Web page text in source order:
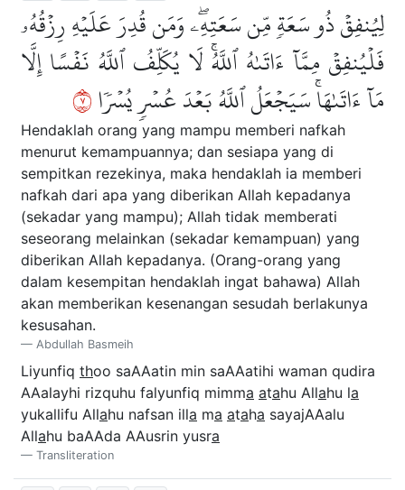
لِيُنفِقۡ ذُو سَعَةٖ مِّن سَعَتِهِۦۖ وَمَن قُدِرَ عَلَيۡهِ رِزۡقُهُۥ
فَلۡيُنفِقۡ مِمَّآ ءَاتَىٰهُ ٱللَّهُۚ لَا يُكَلِّفُ ٱللَّهُ نَفۡسًا إِلَّا
مَآ ءَاتَىٰهَاۚ سَيَجۡعَلُ ٱللَّهُ بَعۡدَ عُسۡرٖ يُسۡرٗا٧
Hendaklah orang yang mampu memberi nafkah
menurut kemampuannya; dan sesiapa yang di
sempitkan rezekinya, maka hendaklah ia memberi
nafkah dari apa yang diberikan Allah kepadanya
(sekadar yang mampu); Allah tidak memberati
seseorang melainkan (sekadar kemampuan) yang
diberikan Allah kepadanya. (Orang-orang yang
dalam kesempitan hendaklah ingat bahawa) Allah
akan memberikan kesenangan sesudah berlakunya
kesusahan.
Abdullah Basmeih
Liyunfiq thoo saAAatin min saAAatihi waman qudira
AAalayhi rizquhu falyunfiq mimma atahu Allahu la
yukallifu Allahu nafsan illa ma ataha sayajAAalu
Allahu baAAda AAusrin yusra
Transliteration